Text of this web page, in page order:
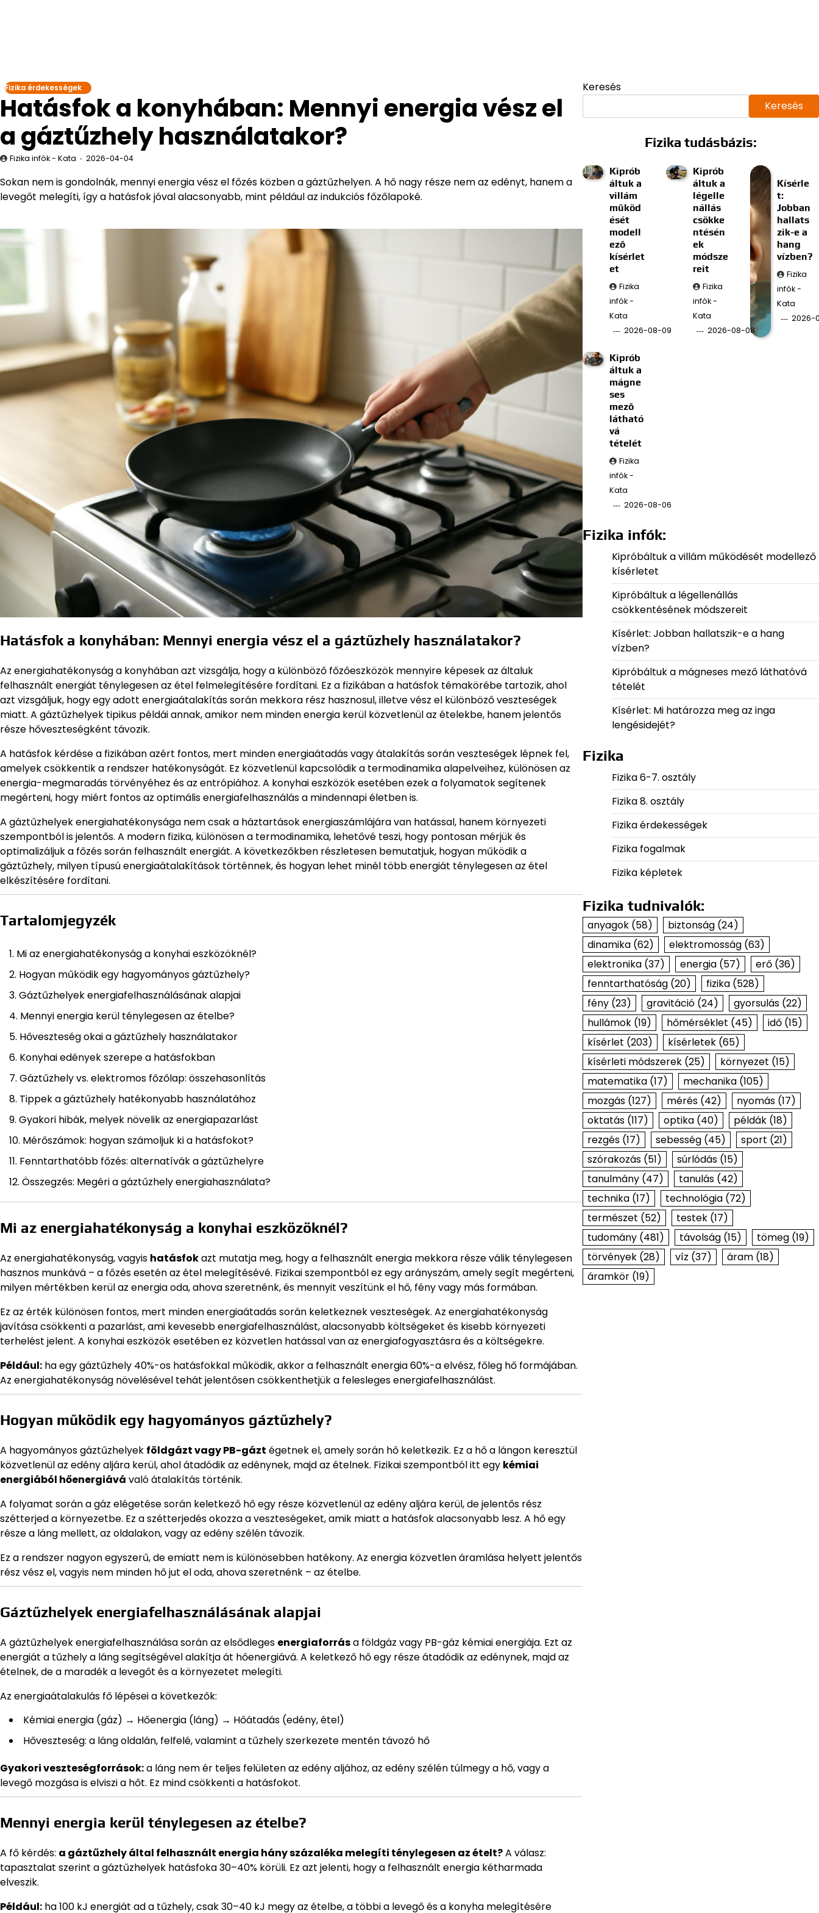
Fizika érdekességek
Hatásfok a konyhában: Mennyi energia vész el
a gáztűzhely használatakor?
Fizika infók - Kata 2026-04-04
Sokan nem is gondolnák, mennyi energia vész el főzés közben a gáztűzhelyen. A hő nagy része nem az edényt, hanem a
levegőt melegíti, így a hatásfok jóval alacsonyabb, mint például az indukciós főzőlapoké.
Hatásfok a konyhában: Mennyi energia vész el a gáztűzhely használatakor?
Az energiahatékonyság a konyhában azt vizsgálja, hogy a különböző főzőeszközök mennyire képesek az általuk
felhasznált energiát ténylegesen az étel felmelegítésére fordítani. Ez a fizikában a hatásfok témakörébe tartozik, ahol
azt vizsgáljuk, hogy egy adott energiaátalakítás során mekkora rész hasznosul, illetve vész el különböző veszteségek
miatt. A gáztűzhelyek tipikus példái annak, amikor nem minden energia kerül közvetlenül az ételekbe, hanem jelentős
része hőveszteségként távozik.
A hatásfok kérdése a fizikában azért fontos, mert minden energiaátadás vagy átalakítás során veszteségek lépnek fel,
amelyek csökkentik a rendszer hatékonyságát. Ez közvetlenül kapcsolódik a termodinamika alapelveihez, különösen az
energia-megmaradás törvényéhez és az entrópiához. A konyhai eszközök esetében ezek a folyamatok segítenek
megérteni, hogy miért fontos az optimális energiafelhasználás a mindennapi életben is.
A gáztűzhelyek energiahatékonysága nem csak a háztartások energiaszámlájára van hatással, hanem környezeti
szempontból is jelentős. A modern fizika, különösen a termodinamika, lehetővé teszi, hogy pontosan mérjük és
optimalizáljuk a főzés során felhasznált energiát. A következőkben részletesen bemutatjuk, hogyan működik a
gáztűzhely, milyen típusú energiaátalakítások történnek, és hogyan lehet minél több energiát ténylegesen az étel
elkészítésére fordítani.
Tartalomjegyzék
Mi az energiahatékonyság a konyhai eszközöknél?
Hogyan működik egy hagyományos gáztűzhely?
Gáztűzhelyek energiafelhasználásának alapjai
Mennyi energia kerül ténylegesen az ételbe?
Hőveszteség okai a gáztűzhely használatakor
Konyhai edények szerepe a hatásfokban
Gáztűzhely vs. elektromos főzőlap: összehasonlítás
Tippek a gáztűzhely hatékonyabb használatához
Gyakori hibák, melyek növelik az energiapazarlást
Mérőszámok: hogyan számoljuk ki a hatásfokot?
Fenntarthatóbb főzés: alternatívák a gáztűzhelyre
Összegzés: Megéri a gáztűzhely energiahasználata?
Mi az energiahatékonyság a konyhai eszközöknél?
Az energiahatékonyság, vagyis hatásfokazt mutatja meg, hogy a felhasznált energia mekkora része válik ténylegesen
hasznos munkává – a főzés esetén az étel melegítésévé. Fizikai szempontból ez egy arányszám, amely segít megérteni,
milyen mértékben kerül az energia oda, ahova szeretnénk, és mennyit veszítünk el hő, fény vagy más formában.
Ez az érték különösen fontos, mert minden energiaátadás során keletkeznek veszteségek. Az energiahatékonyság
javítása csökkenti a pazarlást, ami kevesebb energiafelhasználást, alacsonyabb költségeket és kisebb környezeti
terhelést jelent. A konyhai eszközök esetében ez közvetlen hatással van az energiafogyasztásra és a költségekre.
Például: ha egy gáztűzhely 40%-os hatásfokkal működik, akkor a felhasznált energia 60%-a elvész, főleg hő formájában.
Az energiahatékonyság növelésével tehát jelentősen csökkenthetjük a felesleges energiafelhasználást.
Hogyan működik egy hagyományos gáztűzhely?
A hagyományos gáztűzhelyek földgázt vagy PB-gázt égetnek el, amely során hő keletkezik. Ez a hő a lángon keresztül
közvetlenül az edény aljára kerül, ahol átadódik az edénynek, majd az ételnek. Fizikai szempontból itt egy kémiai
energiából hőenergiává való átalakítás történik.
A folyamat során a gáz elégetése során keletkező hő egy része közvetlenül az edény aljára kerül, de jelentős rész
szétterjed a környezetbe. Ez a szétterjedés okozza a veszteségeket, amik miatt a hatásfok alacsonyabb lesz. A hő egy
része a láng mellett, az oldalakon, vagy az edény szélén távozik.
Ez a rendszer nagyon egyszerű, de emiatt nem is különösebben hatékony. Az energia közvetlen áramlása helyett jelentős
rész vész el, vagyis nem minden hő jut el oda, ahova szeretnénk – az ételbe.
Gáztűzhelyek energiafelhasználásának alapjai
A gáztűzhelyek energiafelhasználása során az elsődleges energiaforrása földgáz vagy PB-gáz kémiai energiája. Ezt az
energiát a tűzhely a láng segítségével alakítja át hőenergiává. A keletkező hő egy része átadódik az edénynek, majd az
ételnek, de a maradék a levegőt és a környezetet melegíti.
Az energiaátalakulás fő lépései a következők:
Kémiai energia (gáz) → Hőenergia (láng) → Hőátadás (edény, étel)
Hőveszteség: a láng oldalán, felfelé, valamint a tűzhely szerkezete mentén távozó hő
Gyakori veszteségforrások:a láng nem ér teljes felületen az edény aljához, az edény szélén túlmegy a hő, vagy a
levegő mozgása is elviszi a hőt. Ez mind csökkenti a hatásfokot.
Mennyi energia kerül ténylegesen az ételbe?
A fő kérdés: a gáztűzhely által felhasznált energia hány százaléka melegíti ténylegesen az ételt?A válasz:
tapasztalat szerint a gáztűzhelyek hatásfoka 30–40% körüli. Ez azt jelenti, hogy a felhasznált energia kétharmada
elveszik.
Például: ha 100 kJ energiát ad a tűzhely, csak 30–40 kJ megy az ételbe, a többi a levegő és a konyha melegítésére
Keresés
Keresés
Fizika tudásbázis:
Kiprób
áltuk a
villám
működ
ését
modell
ező
kísérlet
et
Fizika
infók -
Kata
2026-08-09
Kiprób
áltuk a
légelle
nállás
csökke
ntésén
ek
módsze
reit
Fizika
infók -
Kata
2026-08-08
Kísérle
t:
Jobban
hallats
zik-e a
hang
vízben?
Fizika
infók -
Kata
2026-
Kiprób
áltuk a
mágne
ses
mező
látható
vá
tételét
Fizika
infók -
Kata
2026-08-06
Fizika infók:
Kipróbáltuk a villám működését modellező
kísérletet
Kipróbáltuk a légellenállás
csökkentésének módszereit
Kísérlet: Jobban hallatszik-e a hang
vízben?
Kipróbáltuk a mágneses mező láthatóvá
tételét
Kísérlet: Mi határozza meg az inga
lengésidejét?
Fizika
Fizika 6-7. osztály
Fizika 8. osztály
Fizika érdekességek
Fizika fogalmak
Fizika képletek
Fizika tudnivalók:
anyagok(58) biztonság(24)
dinamika(62) elektromosság(63)
elektronika(37) energia(57) erő(36)
fenntarthatóság(20) fizika(528)
fény(23) gravitáció(24) gyorsulás(22)
hullámok(19) hőmérséklet (45) idő(15)
kísérlet (203) kísérletek(65)
kísérleti módszerek(25) környezet (15)
matematika(17) mechanika(105)
mozgás(127) mérés(42) nyomás(17)
oktatás(117) optika(40) példák(18)
rezgés(17) sebesség(45) sport (21)
szórakozás(51) súrlódás(15)
tanulmány(47) tanulás(42)
technika(17) technológia(72)
természet (52) testek(17)
tudomány(481) távolság(15) tömeg(19)
törvények(28) víz (37) áram(18)
áramkör(19)